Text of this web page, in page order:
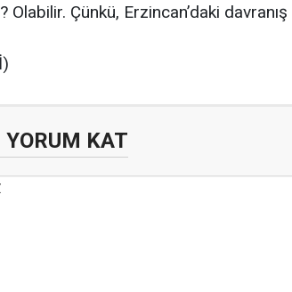
Çünkü, Erzincan’daki davranış
YORUM KAT